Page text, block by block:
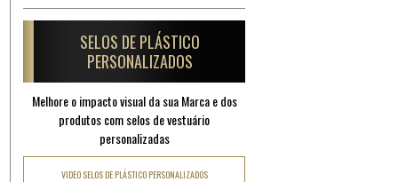
SELOS DE PLÁSTICO
PERSONALIZADOS
Melhore o impacto visual da sua Marca e dos
produtos com selos de vestuário
personalizadas
VIDEO SELOS DE PLÁSTICO PERSONALIZADOS